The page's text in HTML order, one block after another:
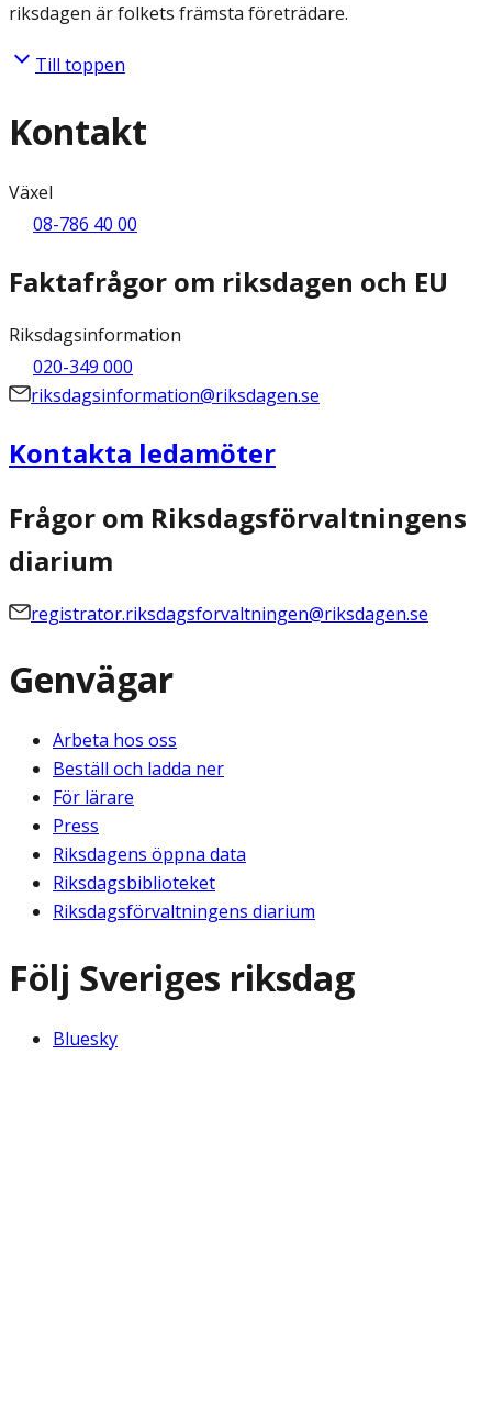
riksdagen är folkets främsta företrädare.
Till toppen
Kontakt
Växel
08-786 40 00
Faktafrågor om riksdagen och EU
Riksdagsinformation
020-349 000
riksdagsinformation@riksdagen.se
Kontakta ledamöter
Frågor om Riksdagsförvaltningens
diarium
registrator.riksdagsforvaltningen@riksdagen.se
Genvägar
Arbeta hos oss
Beställ och ladda ner
För lärare
Press
Riksdagens öppna data
Riksdagsbiblioteket
Riksdagsförvaltningens diarium
Följ Sveriges riksdag
Bluesky